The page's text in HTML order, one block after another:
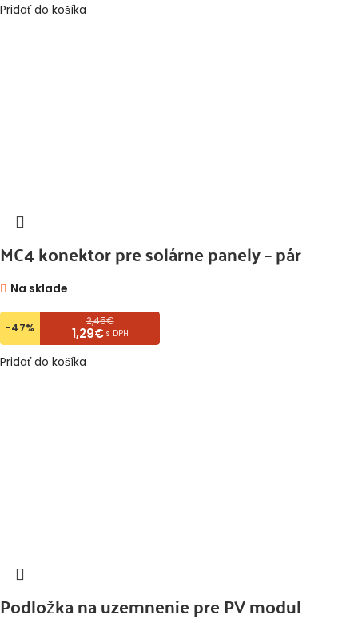
Pridať do košíka
MC4 konektor pre solárne panely – pár
Na sklade
-47% 2,45€
1,29€ s DPH
Pridať do košíka
Podložka na uzemnenie pre PV modul